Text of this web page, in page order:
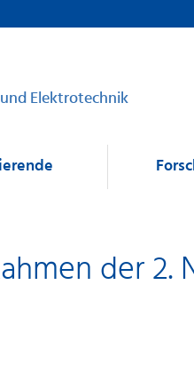
Elektrotechnik
der 2.